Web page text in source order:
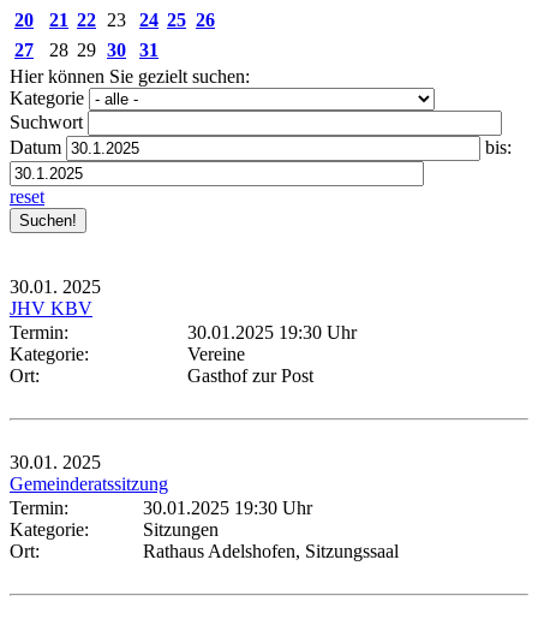
20
21 22 23 24 25 26
27
28 29 30
31
Hier können Sie gezielt suchen:
Kategorie
Suchwort
Datum
bis:
reset
30.01. 2025
JHV KBV
Termin:
30.01.2025 19:30 Uhr
Kategorie:
Vereine
Ort:
Gasthof zur Post
30.01. 2025
Gemeinderatssitzung
Termin:
30.01.2025 19:30 Uhr
Kategorie:
Sitzungen
Ort:
Rathaus Adelshofen, Sitzungssaal